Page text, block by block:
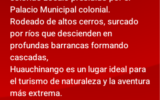
Palacio Municipal colonial.
Rodeado de altos cerros, surcado
por ríos que descienden en
profundas barrancas formando
cascadas,
Huauchinango es un lugar ideal para
el turismo de naturaleza y la aventura
más extrema.